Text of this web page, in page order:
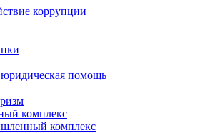
коррупции
юридическая помощь
комплекс
комплекс